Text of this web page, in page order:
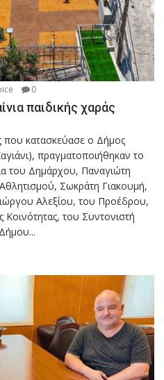
0
παιδικής χαράς
που κατασκεύασε ο Δήμος
πραγματοποιήθηκαν το
του Δημάρχου, Παναγιώτη
Σωκράτη Γιακουμή,
Αλεξίου, του Προέδρου,
του Συντονιστή